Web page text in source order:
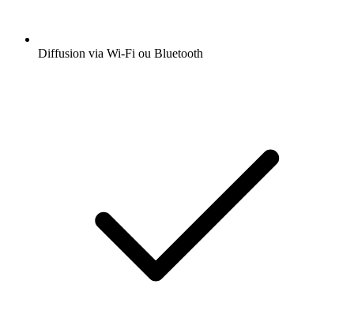
Diffusion via Wi-Fi ou Bluetooth